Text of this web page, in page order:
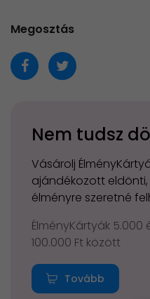
Megosztás
Nem tudsz
Vásárolj
ajándékozott eldönti,
élményre szeretné
ÉlményKártyák 5.000
100.000 Ft között
Tovább